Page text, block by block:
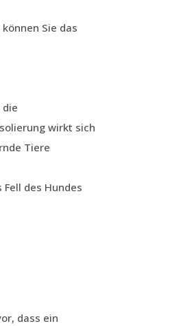
Sie das
wirkt sich
Tiere
des Hundes
dass ein